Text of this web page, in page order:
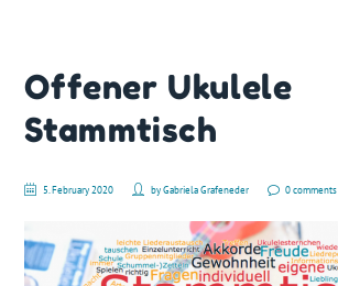
Offener Ukulele
Stammtisch
5. February 2020 byGabriela Grafeneder 0 comments